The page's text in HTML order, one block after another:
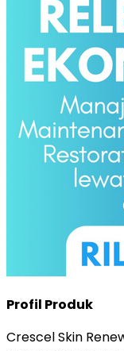
Profil Produk
Crescel Skin